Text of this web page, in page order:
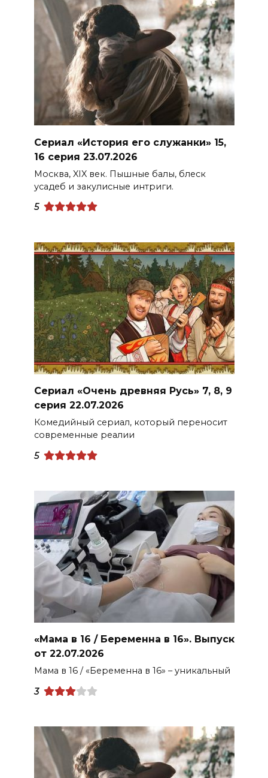
Сериал «История его служанки» 15,
16 серия 23.07.2026
Москва, XIX век. Пышные балы, блеск
усадеб и закулисные интриги.
5
Сериал «Очень древняя Русь» 7, 8, 9
серия 22.07.2026
Комедийный сериал, который переносит
современные реалии
5
«Мама в 16 / Беременна в 16». Выпуск
от 22.07.2026
Мама в 16 / «Беременна в 16» – уникальный
3